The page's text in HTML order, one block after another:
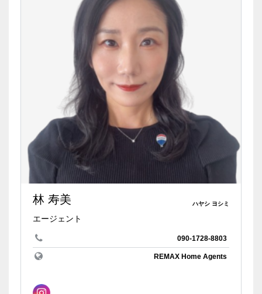
林 寿美 ハヤシ ヨシミ
エージェント
090-1728-8803
REMAX Home Agents